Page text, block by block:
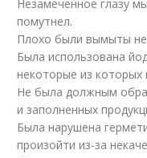
Незамеченное глазу
помутнел.
Плохо были вымыты
Была использована
некоторые из которых
Не была должным
и заполненных
Была нарушена
произойти из-за